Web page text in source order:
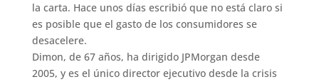
la carta. Hace unos días escribió que no está claro si
es posible que el gasto de los consumidores se
desacelere.
Dimon, de 67 años, ha dirigido JPMorgan desde
2005, y es el único director ejecutivo desde la crisis